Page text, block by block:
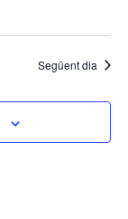
Següent dia